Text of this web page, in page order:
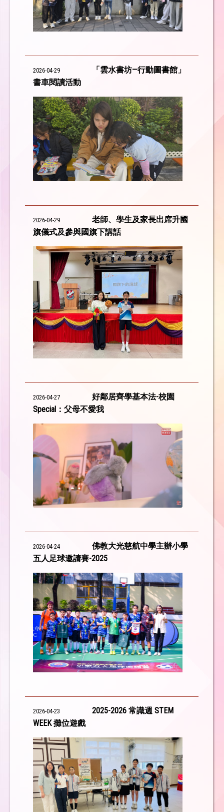
2026-04-29
「雲水書坊—行動圖書館」
書車閱讀活動
2026-04-29
老師、學生及家長出席升國
旗儀式及參與國旗下講話
2026-04-27
好鄰居齊學基本法-校園
Special：父母不愛我
2026-04-24
佛教大光慈航中學主辦小學
五人足球邀請賽-2025
2026-04-23
2025-2026 常識週 STEM
WEEK 攤位遊戲